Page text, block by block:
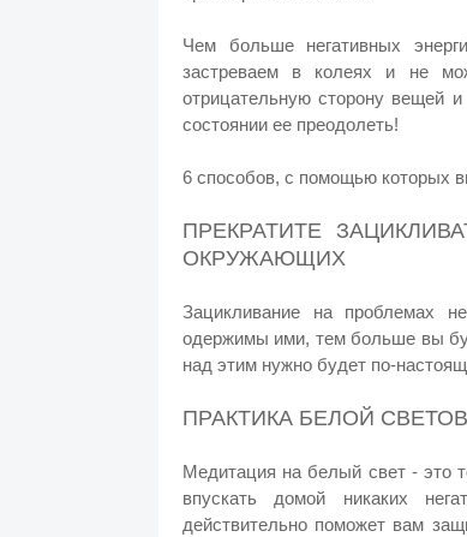
Чем больше негативных
застреваем в колеях и не
отрицательную сторону вещей
состоянии ее преодолеть!
6 способов, с помощью которых
ПРЕКРАТИТЕ
ОКРУЖАЮЩИХ
Зацикливание на проблемах
одержимы ими, тем больше вы
над этим нужно будет по-
ПРАКТИКА БЕЛОЙ
Медитация на белый свет - это
впускать домой никаких
действительно поможет вам